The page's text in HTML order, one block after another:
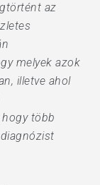
az
melyek azok
illetve ahol
több